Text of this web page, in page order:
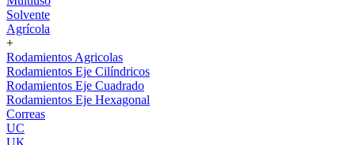
Solvente
Agrícola
+
Rodamientos Agricolas
Rodamientos Eje Cilíndricos
Rodamientos Eje Cuadrado
Rodamientos Eje Hexagonal
Correas
UC
UK